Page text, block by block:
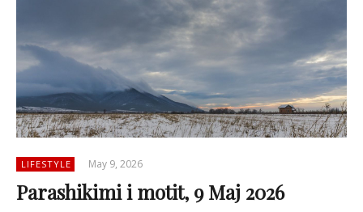
LIFESTYLE May 9, 2026
Parashikimi i motit, 9 Maj 2026